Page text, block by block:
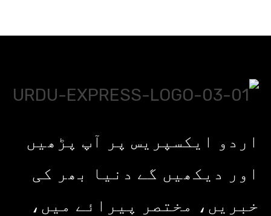
اردو ایکسپریس پر آپ پڑھیں
اور دیکھیں گے دنیا بھر کی
خبریں، مختصر پیرائے میں،